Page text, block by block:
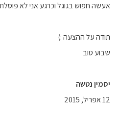
אעשה חפוש בגוגל וכרגע אני לא
תודה על ההצעה :)
שבוע טוב
יסמין נטשה
12 אפריל, 2015